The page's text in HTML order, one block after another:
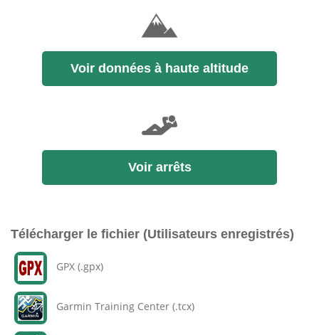
Voir données à haute altitude
Voir arrêts
Télécharger le fichier (Utilisateurs enregistrés)
GPX (.gpx)
Garmin Training Center (.tcx)